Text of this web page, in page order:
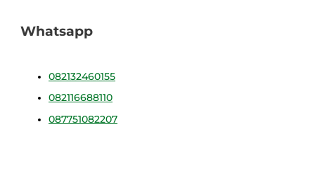
Whatsapp
082132460155
082116688110
087751082207